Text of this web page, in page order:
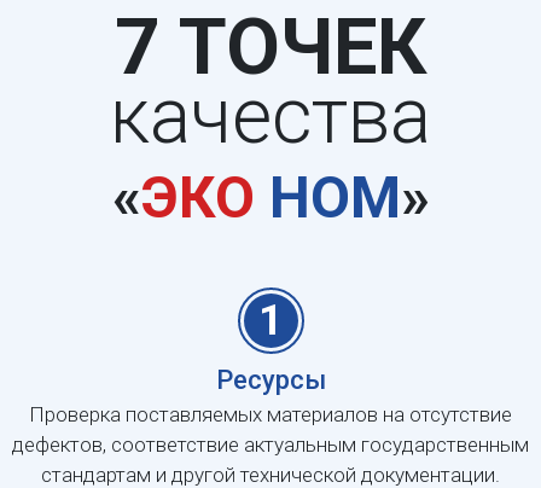
7 ТОЧЕК
качества
«ЭКО НОМ»
1
Ресурсы
Проверка поставляемых материалов на отсутствие
дефектов, соответствие актуальным государственным
стандартам и другой технической документации.